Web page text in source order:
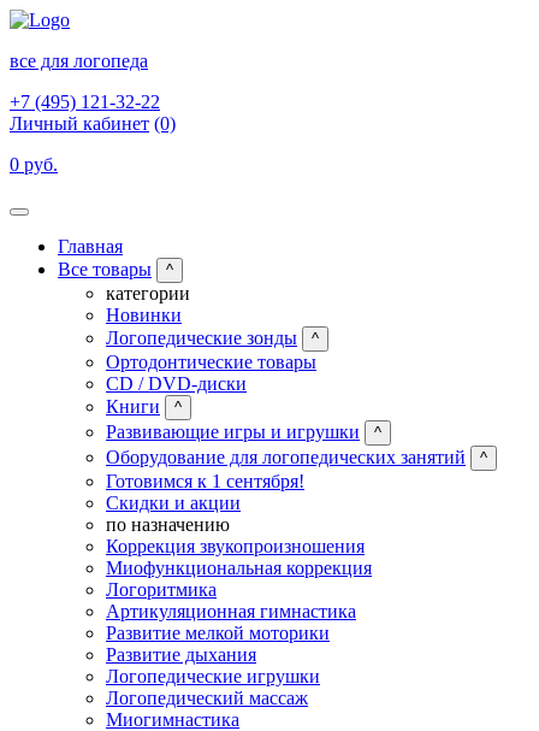
все для логопеда
+7 (495) 121-32-22
Личный кабинет (0)
0 руб.
Главная
Все товары
^
категории
Новинки
Логопедические зонды
^
Ортодонтические товары
CD / DVD-диски
Книги
^
Развивающие игры и игрушки ^
Оборудование для логопедических занятий ^
Готовимся к 1 сентября!
Скидки и акции
по назначению
Коррекция звукопроизношения
Миофункциональная коррекция
Логоритмика
Артикуляционная гимнастика
Развитие мелкой моторики
Развитие дыхания
Логопедические игрушки
Логопедический массаж
Миогимнастика